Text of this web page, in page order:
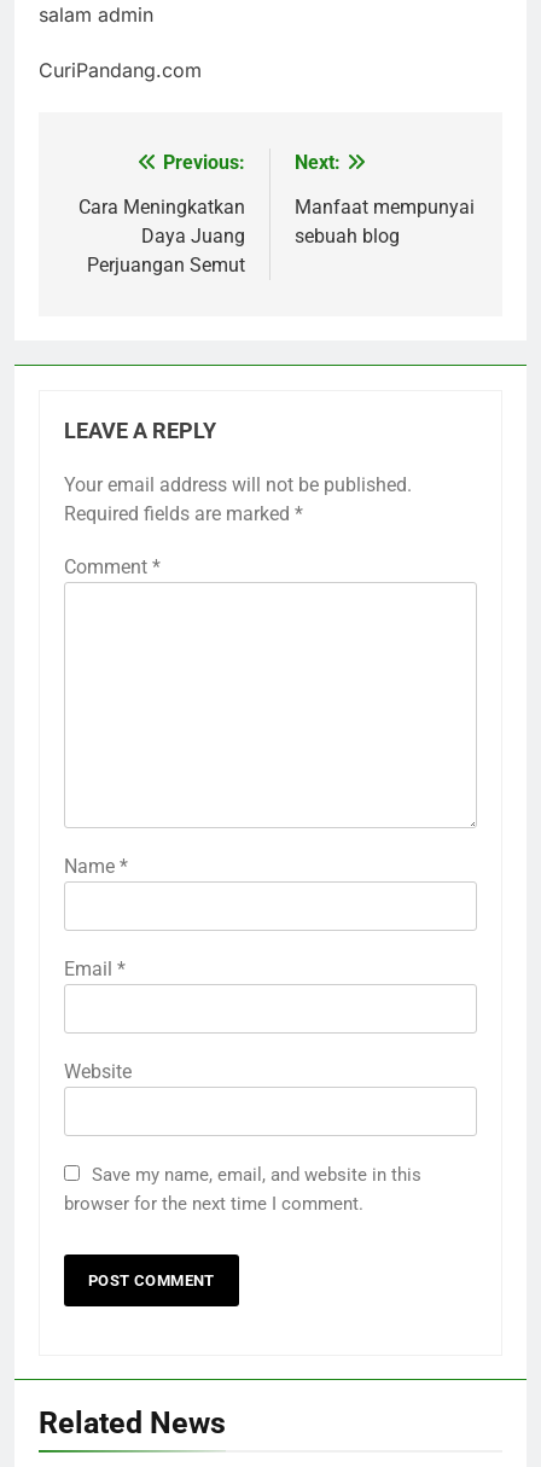
salam admin
CuriPandang.com
navigation
Previous:
Cara Meningkatkan
Daya Juang
Perjuangan Semut
Next:
Manfaat mempunyai
sebuah blog
LEAVE A REPLY
Your email address will not be published.
Required fields are marked *
Comment *
Name *
Email *
Website
Save my name, email, and website in this
browser for the next time I comment.
Related News